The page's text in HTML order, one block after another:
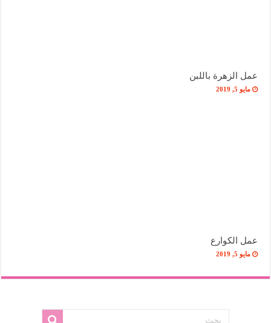
عمل الزهرة باللبن
مايو 5, 2019
عمل الكوارع
مايو 5, 2019